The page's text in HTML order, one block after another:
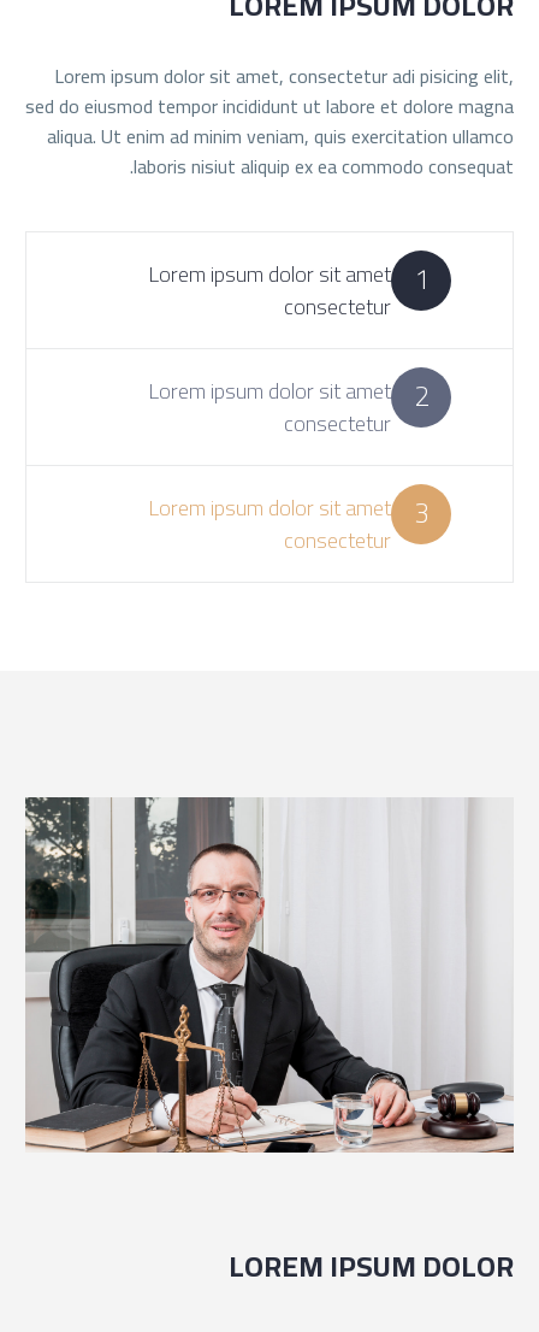
Lorem ipsum dolor sit amet, consectetur adi pisicing elit,
sed do eiusmod tempor incididunt ut labore et dolore magna
aliqua. Ut enim ad minim veniam, quis exercitation ullamco
laboris nisiut aliquip ex ea commodo consequat.
1
Lorem ipsum dolor sit amet
consectetur
2
Lorem ipsum dolor sit amet
consectetur
3
Lorem ipsum dolor sit amet
consectetur
LOREM IPSUM DOLOR